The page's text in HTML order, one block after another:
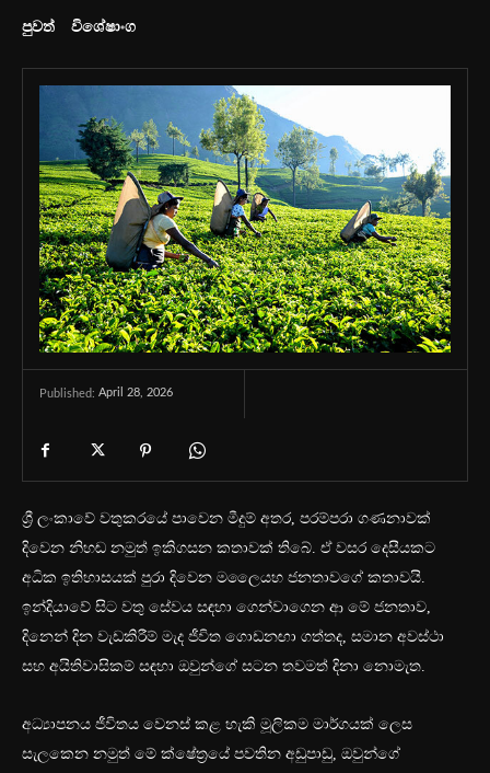
පුවත් විශේෂාංග
Published: April 28, 2026
ශ්‍රී ලංකාවේ වතුකරයේ පාවෙන මීදුම් අතර, පරම්පරා ගණනාවක්
දිවෙන නිහඬ නමුත් ඉකිගසන කතාවක් තිබේ. ඒ වසර දෙසීයකට
අධික ඉතිහාසයක් පුරා දිවෙන මලෛයහ ජනතාවගේ කතාවයි.
ඉන්දියාවේ සිට වතු සේවය සඳහා ගෙන්වාගෙන ආ මේ ජනතාව,
දිනෙන් දින වැඩකිරීම් මැද ජීවිත ගොඩනඟා ගත්තද, සමාන අවස්ථා
සහ අයිතිවාසිකම් සඳහා ඔවුන්ගේ සටන තවමත් දිනා නොමැත.
අධ්‍යාපනය ජීවිතය වෙනස් කළ හැකි මූලිකම මාර්ගයක් ලෙස
සැලකෙන නමුත් මේ ක්ෂේත්‍රයේ පවතින අඩුපාඩු, ඔවුන්ගේ